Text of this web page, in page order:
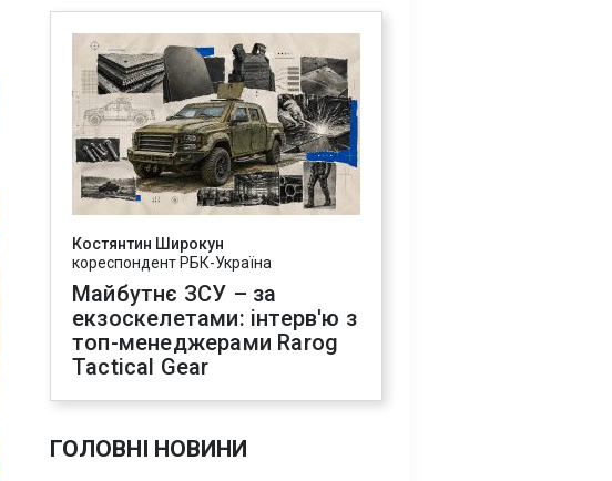
Костянтин Широкун
кореспондент РБК-Україна
Майбутнє ЗСУ – за
екзоскелетами: інтерв'ю з
топ-менеджерами Rarog
Tactical Gear
ГОЛОВНІ НОВИНИ